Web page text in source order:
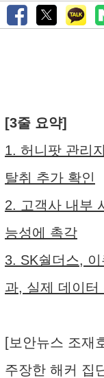
[3줄 요약]
1. 허니팟 관리
탈취 추가 확인
2. 고객사 내부
능성에 촉각
3. SK숼더스,
과, 실제 데이터
[보안뉴스 조재
주장한 해커 집